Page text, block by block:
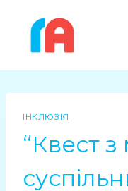
ІНКЛЮЗІЯ
“Квест